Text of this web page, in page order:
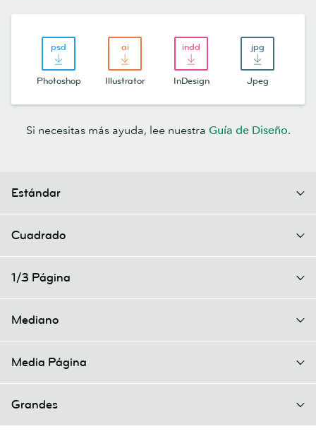
Photoshop Illustrator InDesign Jpeg
Si necesitas más ayuda, lee nuestra Guía de Diseño.
Estándar
Cuadrado
1/3 Página
Mediano
Media Página
Grandes